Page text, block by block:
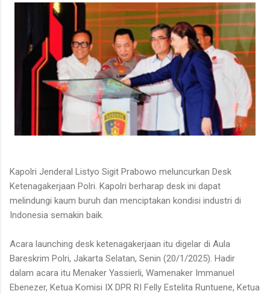
Kapolri Jenderal Listyo Sigit Prabowo meluncurkan Desk
Ketenagakerjaan Polri. Kapolri berharap desk ini dapat
melindungi kaum buruh dan menciptakan kondisi industri di
Indonesia semakin baik.
Acara launching desk ketenagakerjaan itu digelar di Aula
Bareskrim Polri, Jakarta Selatan, Senin (20/1/2025). Hadir
dalam acara itu Menaker Yassierli, Wamenaker Immanuel
Ebenezer, Ketua Komisi IX DPR RI Felly Estelita Runtuene, Ketua